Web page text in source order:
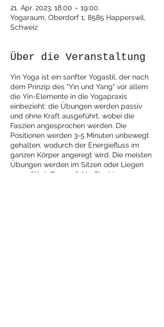
21. Apr. 2023, 18:00 – 19:00
Yogaraum, Oberdorf 1, 8585 Happerswil,
Schweiz
Über die Veranstaltung
Yin Yoga ist ein sanfter Yogastil, der nach
dem Prinzip des "Yin und Yang" vor allem
die Yin-Elemente in die Yogapraxis
einbezieht: die Übungen werden passiv
und ohne Kraft ausgeführt, wobei die
Faszien angesprochen werden. Die
Positionen werden 3-5 Minuten unbewegt
gehalten, wodurch der Energiefluss im
ganzen Körper angeregt wird. Die meisten
Übungen werden im Sitzen oder Liegen
ausgeführt. Der perfekte Start ins